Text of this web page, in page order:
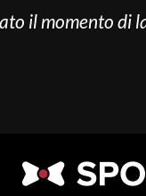
il momento di